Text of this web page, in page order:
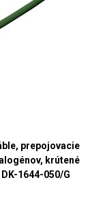
prepojovacie
krútené
1644-050/G